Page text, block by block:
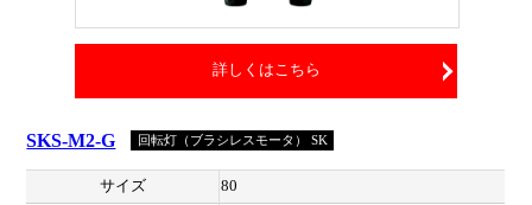
詳しくはこちら
SKS-M2-G 回転灯（ブラシレスモータ） SK
サイズ
80